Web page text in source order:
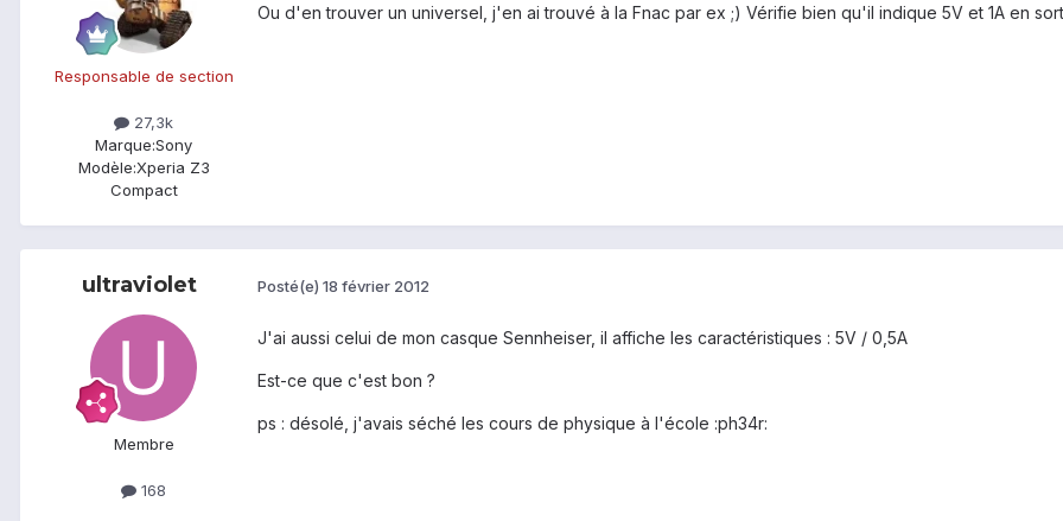
Responsable de section
27,3k
Marque:Sony
Modèle:Xperia Z3
Compact
Ou d'en trouver un universel, j'en ai trouvé à la Fnac par ex ;) Vérifie bien qu'il indique 5V et 1A en
ultraviolet
Membre
168
Posté(e) 18 février 2012
J'ai aussi celui de mon casque Sennheiser, il affiche les caractéristiques : 5V / 0,5A
Est-ce que c'est bon ?
ps : désolé, j'avais séché les cours de physique à l'école :ph34r: